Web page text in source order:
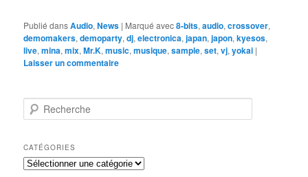
Publié dansAudio,News | Marqué avec8-bits,audio,crossover,
demomakers,demoparty,dj,electronica,japan,japon,kyesos,
live,mina,mix,Mr.K,music,musique,sample,set,vj,yokai |
Laisser un commentaire
e
h
e
r
CATÉGORIES
Catégories